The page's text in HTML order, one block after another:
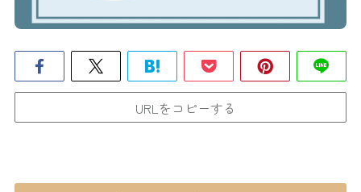
URLをコピーする